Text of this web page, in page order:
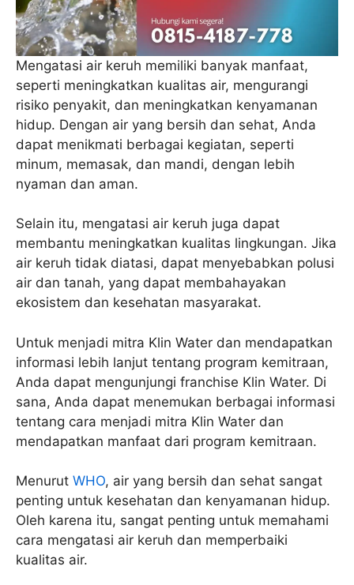
Mengatasi air keruh memiliki banyak manfaat,
seperti meningkatkan kualitas air, mengurangi
risiko penyakit, dan meningkatkan kenyamanan
hidup. Dengan air yang bersih dan sehat, Anda
dapat menikmati berbagai kegiatan, seperti
minum, memasak, dan mandi, dengan lebih
nyaman dan aman.
Selain itu, mengatasi air keruh juga dapat
membantu meningkatkan kualitas lingkungan. Jika
air keruh tidak diatasi, dapat menyebabkan polusi
air dan tanah, yang dapat membahayakan
ekosistem dan kesehatan masyarakat.
Untuk menjadi mitra Klin Water dan mendapatkan
informasi lebih lanjut tentang program kemitraan,
Anda dapat mengunjungi franchise Klin Water. Di
sana, Anda dapat menemukan berbagai informasi
tentang cara menjadi mitra Klin Water dan
mendapatkan manfaat dari program kemitraan.
Menurut WHO, air yang bersih dan sehat sangat
penting untuk kesehatan dan kenyamanan hidup.
Oleh karena itu, sangat penting untuk memahami
cara mengatasi air keruh dan memperbaiki
kualitas air.